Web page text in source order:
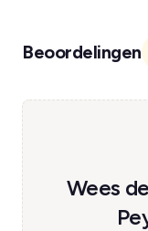
Beoordelingen
Wees